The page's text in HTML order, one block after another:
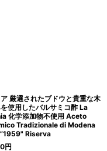
厳選されたブドウと貴重な木
使用したバルサミコ酢 La
化学添加物不使用 Aceto
Tradizionale di Modena
Riserva
円